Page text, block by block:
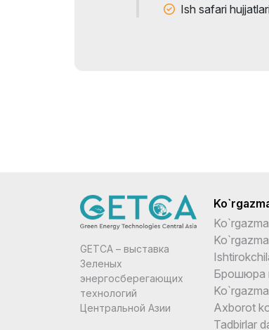
Ish safari hujjatlari
GETCA – выставка
Зеленых
энергосберегающих
технологий
Центральной Азии
Брошюра
Axborot
Tadbirlar